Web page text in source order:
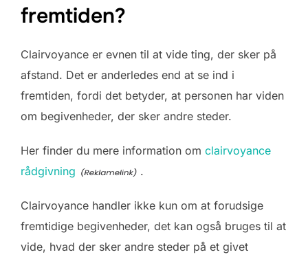
fremtiden?
Clairvoyance er evnen til at vide ting, der sker på
afstand. Det er anderledes end at se ind i
fremtiden, fordi det betyder, at personen har viden
om begivenheder, der sker andre steder.
Her finder du mere information om clairvoyance
rådgivning
.
Clairvoyance handler ikke kun om at forudsige
fremtidige begivenheder, det kan også bruges til at
vide, hvad der sker andre steder på et givet